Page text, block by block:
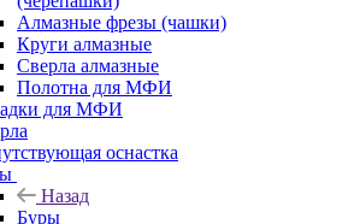
Алмазные фрезы (чашки)
Круги алмазные
Сверла алмазные
Полотна для МФИ
для МФИ
оснастка
Назад
Буры